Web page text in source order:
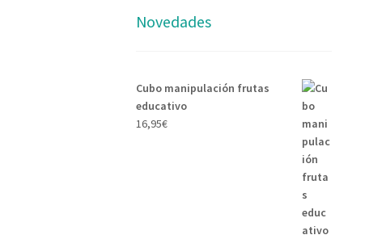
Novedades
Cubo manipulación frutas
educativo
16,95€